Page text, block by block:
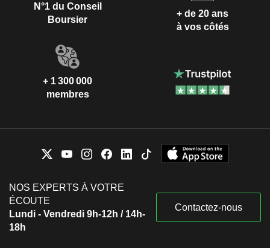
N°1 du Conseil
Boursier
+ de 20 ans
à vos côtés
+ 1 300 000
membres
NOS EXPERTS À VOTRE
ÉCOUTE
Lundi - Vendredi 9h-12h / 14h-
18h
Contactez-nous